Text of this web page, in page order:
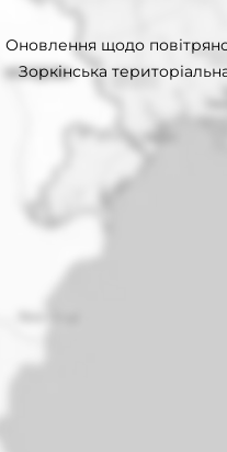
Оновлення щодо
Зоркінська